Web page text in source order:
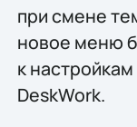
при смене
новое меню
к
DeskWork.